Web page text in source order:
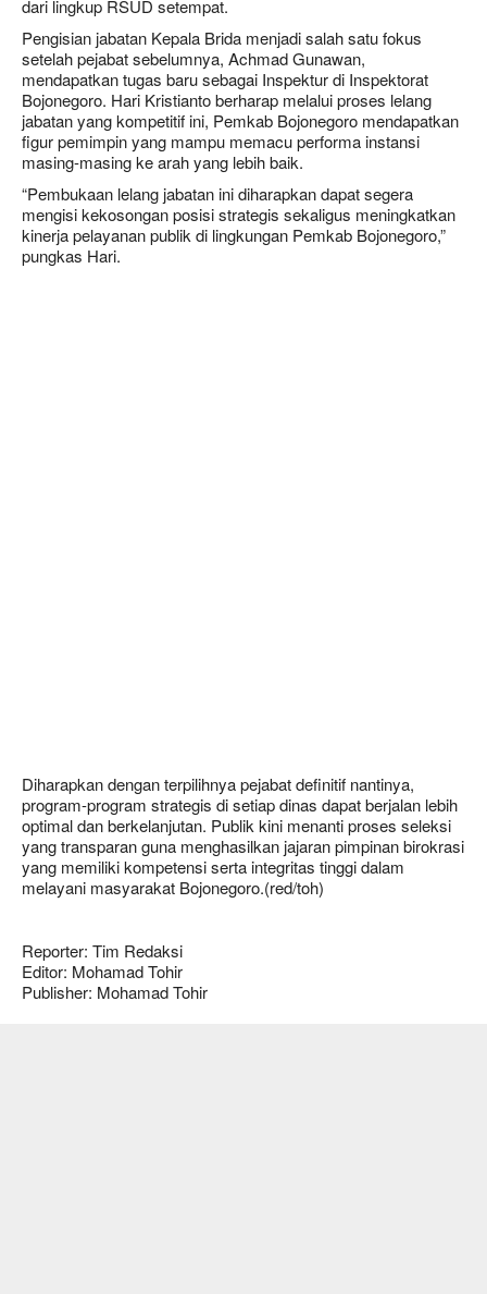
dari lingkup RSUD setempat.
Pengisian jabatan Kepala Brida menjadi salah satu fokus
setelah pejabat sebelumnya, Achmad Gunawan,
mendapatkan tugas baru sebagai Inspektur di Inspektorat
Bojonegoro. Hari Kristianto berharap melalui proses lelang
jabatan yang kompetitif ini, Pemkab Bojonegoro mendapatkan
figur pemimpin yang mampu memacu performa instansi
masing-masing ke arah yang lebih baik.
“Pembukaan lelang jabatan ini diharapkan dapat segera
mengisi kekosongan posisi strategis sekaligus meningkatkan
kinerja pelayanan publik di lingkungan Pemkab Bojonegoro,”
pungkas Hari.
Diharapkan dengan terpilihnya pejabat definitif nantinya,
program-program strategis di setiap dinas dapat berjalan lebih
optimal dan berkelanjutan. Publik kini menanti proses seleksi
yang transparan guna menghasilkan jajaran pimpinan birokrasi
yang memiliki kompetensi serta integritas tinggi dalam
melayani masyarakat Bojonegoro.(red/toh)
Reporter: Tim Redaksi
Editor: Mohamad Tohir
Publisher: Mohamad Tohir